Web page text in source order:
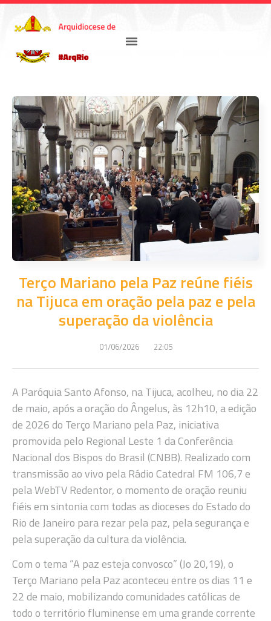
Terço Mariano pela Paz reúne fiéis
na Tijuca em oração pela paz e pela
superação da violência
01/06/2026 22:05
A Paróquia Santo Afonso, na Tijuca, acolheu, no dia 22
de maio, após a oração do Ângelus, às 12h10, a edição
de 2026 do Terço Mariano pela Paz, iniciativa
promovida pelo Regional Leste 1 da Conferência
Nacional dos Bispos do Brasil (CNBB). Realizado com
transmissão ao vivo pela Rádio Catedral FM 106,7 e
pela WebTV Redentor, o momento de oração reuniu
fiéis em sintonia com todas as dioceses do Estado do
Rio de Janeiro para rezar pela paz, pela segurança e
pela superação da cultura da violência.
Com o tema “A paz esteja convosco” (Jo 20,19), o
Terço Mariano pela Paz aconteceu entre os dias 11 e
22 de maio, mobilizando comunidades católicas de
todo o território fluminense em uma grande corrente